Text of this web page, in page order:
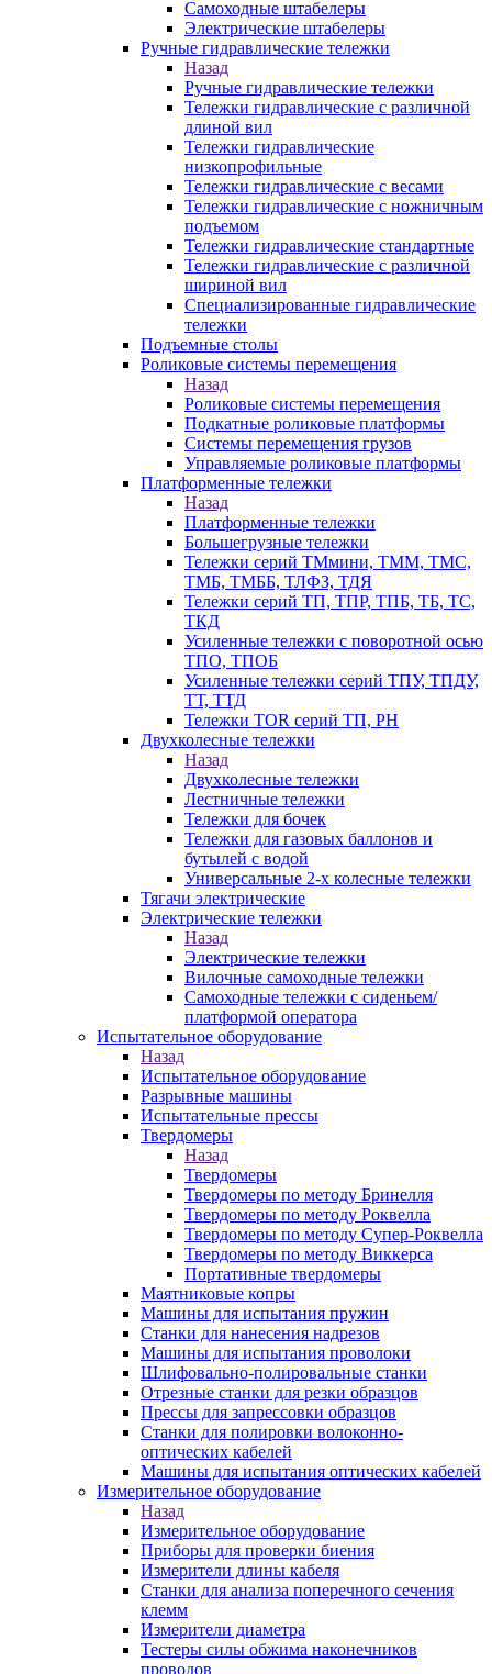
Самоходные штабелеры
Электрические штабелеры
Ручные гидравлические тележки
Назад
Ручные гидравлические тележки
Тележки гидравлические с различной
длиной вил
Тележки гидравлические
низкопрофильные
Тележки гидравлические с весами
Тележки гидравлические с ножничным
подъемом
Тележки гидравлические стандартные
Тележки гидравлические с различной
шириной вил
Специализированные гидравлические
тележки
Подъемные столы
Роликовые системы перемещения
Назад
Роликовые системы перемещения
Подкатные роликовые платформы
Системы перемещения грузов
Управляемые роликовые платформы
Платформенные тележки
Назад
Платформенные тележки
Большегрузные тележки
Тележки серий ТМмини, ТММ, ТМС,
ТМБ, ТМББ, ТЛФЗ, ТДЯ
Тележки серий ТП, ТПР, ТПБ, ТБ, ТС,
ТКД
Усиленные тележки с поворотной осью
ТПО, ТПОБ
Усиленные тележки серий ТПУ, ТПДУ,
ТТ, ТТД
Тележки TOR серий ТП, PH
Двухколесные тележки
Назад
Двухколесные тележки
Лестничные тележки
Тележки для бочек
Тележки для газовых баллонов и
бутылей с водой
Универсальные 2-х колесные тележки
Тягачи электрические
Электрические тележки
Назад
Электрические тележки
Вилочные самоходные тележки
Самоходные тележки с сиденьем/
платформой оператора
Испытательное оборудование
Назад
Испытательное оборудование
Разрывные машины
Испытательные прессы
Твердомеры
Назад
Твердомеры
Твердомеры по методу Бринелля
Твердомеры по методу Роквелла
Твердомеры по методу Супер-Роквелла
Твердомеры по методу Виккерса
Портативные твердомеры
Маятниковые копры
Машины для испытания пружин
Станки для нанесения надрезов
Машины для испытания проволоки
Шлифовально-полировальные станки
Отрезные станки для резки образцов
Прессы для запрессовки образцов
Станки для полировки волоконно-
оптических кабелей
Машины для испытания оптических кабелей
Измерительное оборудование
Назад
Измерительное оборудование
Приборы для проверки биения
Измерители длины кабеля
Станки для анализа поперечного сечения
клемм
Измерители диаметра
Тестеры силы обжима наконечников
проводов